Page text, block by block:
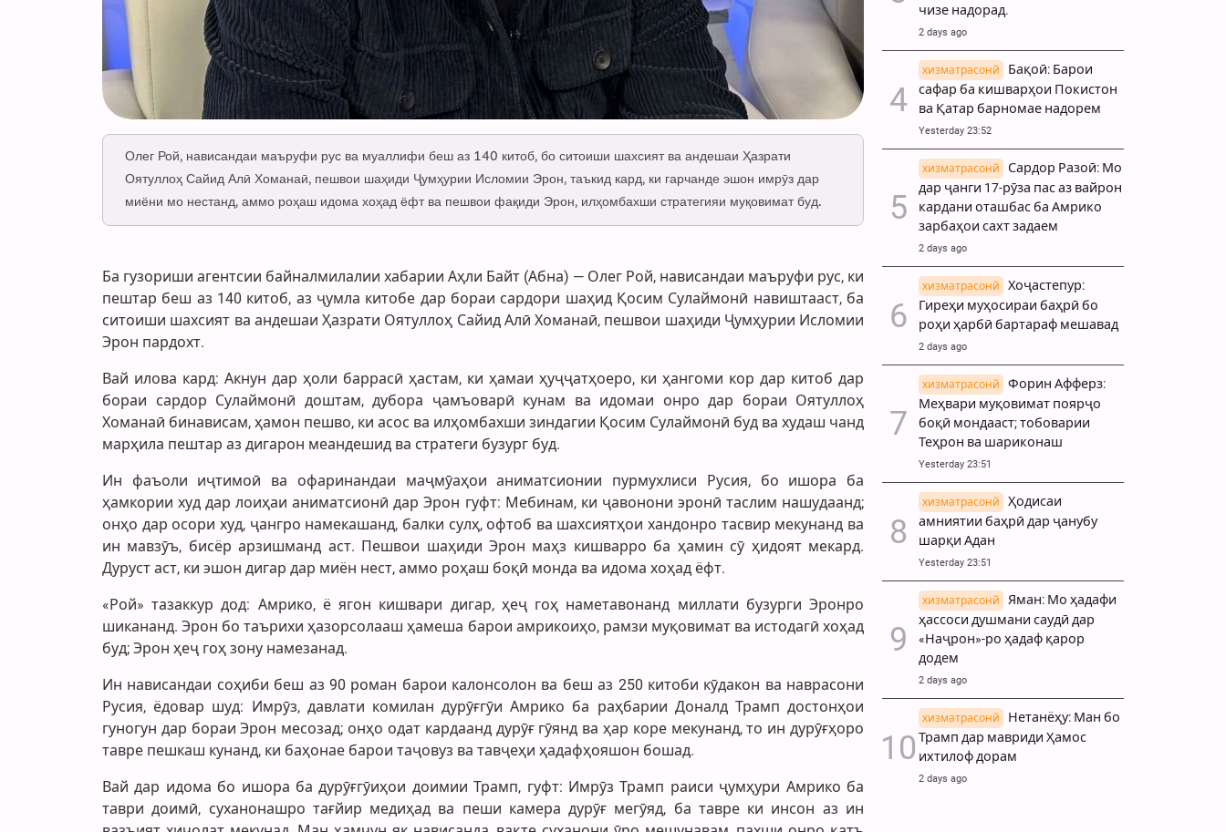
Олег Рой, нависандаи маъруфи рус ва муаллифи беш аз 140 китоб, бо ситоиши шахсият ва андешаи Ҳазрати
Оятуллоҳ Сайид Алӣ Хоманаӣ, пешвои шаҳиди Ҷумҳурии Исломии Эрон, таъкид кард, ки гарчанде эшон имрӯз дар
миёни мо нестанд, аммо роҳаш идома хоҳад ёфт ва пешвои фақиди Эрон, илҳомбахши стратегияи муқовимат буд.
Ба гузориши агентсии байналмилалии хабарии Аҳли Байт (Абна) — Олег Рой, нависандаи маъруфи рус, ки
пештар беш аз 140 китоб, аз ҷумла китобе дар бораи сардори шаҳид Қосим Сулаймонӣ навиштааст, ба
ситоиши шахсият ва андешаи Ҳазрати Оятуллоҳ Сайид Алӣ Хоманаӣ, пешвои шаҳиди Ҷумҳурии Исломии
Эрон пардохт.
Вай илова кард: Акнун дар ҳоли баррасӣ ҳастам, ки ҳамаи ҳуҷҷатҳоеро, ки ҳангоми кор дар китоб дар
бораи сардор Сулаймонӣ доштам, дубора ҷамъоварӣ кунам ва идомаи онро дар бораи Оятуллоҳ
Хоманаӣ бинависам, ҳамон пешво, ки асос ва илҳомбахши зиндагии Қосим Сулаймонӣ буд ва худаш чанд
марҳила пештар аз дигарон меандешид ва стратеги бузург буд.
Ин фаъоли иҷтимоӣ ва офаринандаи маҷмӯаҳои аниматсионии пурмухлиси Русия, бо ишора ба
ҳамкории худ дар лоиҳаи аниматсионӣ дар Эрон гуфт: Мебинам, ки ҷавонони эронӣ таслим нашудаанд;
онҳо дар осори худ, ҷангро намекашанд, балки сулҳ, офтоб ва шахсиятҳои хандонро тасвир мекунанд ва
ин мавзӯъ, бисёр арзишманд аст. Пешвои шаҳиди Эрон маҳз кишварро ба ҳамин сӯ ҳидоят мекард.
Дуруст аст, ки эшон дигар дар миён нест, аммо роҳаш боқӣ монда ва идома хоҳад ёфт.
«Рой» тазаккур дод: Амрико, ё ягон кишвари дигар, ҳеҷ гоҳ наметавонанд миллати бузурги Эронро
шикананд. Эрон бо таърихи ҳазорсолааш ҳамеша барои амрикоиҳо, рамзи муқовимат ва истодагӣ хоҳад
буд; Эрон ҳеҷ гоҳ зону намезанад.
Ин нависандаи соҳиби беш аз 90 роман барои калонсолон ва беш аз 250 китоби кӯдакон ва наврасони
Русия, ёдовар шуд: Имрӯз, давлати комилан дурӯғгӯи Амрико ба раҳбарии Доналд Трамп достонҳои
гуногун дар бораи Эрон месозад; онҳо одат кардаанд дурӯғ гӯянд ва ҳар коре мекунанд, то ин дурӯғҳоро
тавре пешкаш кунанд, ки баҳонае барои таҷовуз ва тавҷеҳи ҳадафҳояшон бошад.
Вай дар идома бо ишора ба дурӯғгӯиҳои доимии Трамп, гуфт: Имрӯз Трамп раиси ҷумҳури Амрико ба
таври доимӣ, суханонашро тағйир медиҳад ва пеши камера дурӯғ мегӯяд, ба тавре ки инсон аз ин
чизе надорад.
2 days ago
хизматрасонй
Бақоӣ: Барои
сафар ба кишварҳои Покистон
ва Қатар барномае надорем
Yesterday 23:52
хизматрасонй
Сардор Разоӣ: Мо
дар ҷанги 17-рӯза пас аз вайрон
кардани оташбас ба Амрико
зарбаҳои сахт задаем
2 days ago
хизматрасонй
Хоҷастепур:
Гиреҳи муҳосираи баҳрӣ бо
роҳи ҳарбӣ бартараф мешавад
2 days ago
хизматрасонй
Форин Афферз:
Меҳвари муқовимат поярҷо
боқӣ мондааст; тобоварии
Теҳрон ва шариконаш
Yesterday 23:51
хизматрасонй
Ҳодисаи
амниятии баҳрӣ дар ҷанубу
шарқи Адан
Yesterday 23:51
хизматрасонй
Яман: Мо ҳадафи
ҳассоси душмани саудӣ дар
«Наҷрон»-ро ҳадаф қарор
додем
2 days ago
хизматрасонй
Нетанёҳу: Ман бо
Трамп дар мавриди Ҳамос
ихтилоф дорам
2 days ago